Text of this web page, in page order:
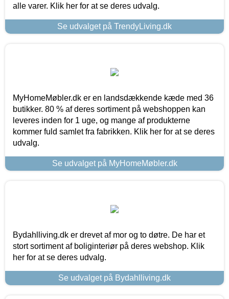
alle varer. Klik her for at se deres udvalg.
Se udvalget på TrendyLiving.dk
MyHomeMøbler.dk er en landsdækkende kæde med 36
butikker. 80 % af deres sortiment på webshoppen kan
leveres inden for 1 uge, og mange af produkterne
kommer fuld samlet fra fabrikken. Klik her for at se deres
udvalg.
Se udvalget på MyHomeMøbler.dk
Bydahlliving.dk er drevet af mor og to døtre. De har et
stort sortiment af boliginteriør på deres webshop. Klik
her for at se deres udvalg.
Se udvalget på Bydahlliving.dk